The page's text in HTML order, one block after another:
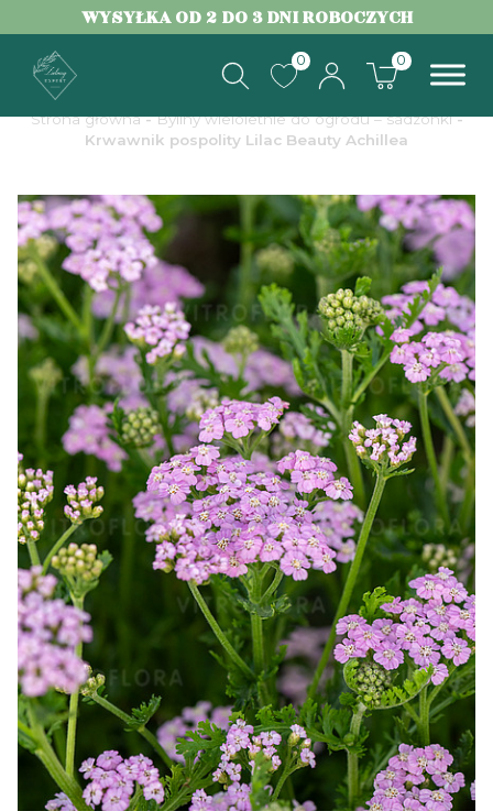
WYSYŁKA OD 2 DO 3 DNI ROBOCZYCH
0 0
Strona główna-Byliny wieloletnie do ogrodu – sadzonki-
Krwawnik pospolity Lilac Beauty Achillea